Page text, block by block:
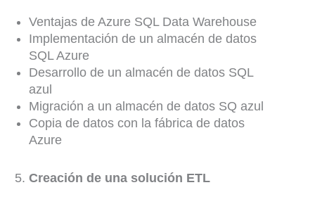
Ventajas de Azure SQL Data Warehouse
Implementación de un almacén de datos
SQL Azure
Desarrollo de un almacén de datos SQL
azul
Migración a un almacén de datos SQ azul
Copia de datos con la fábrica de datos
Azure
Creación de una solución ETL